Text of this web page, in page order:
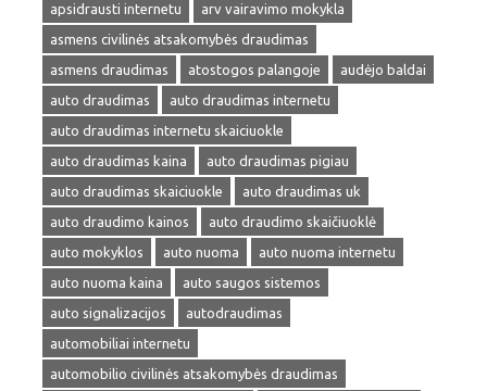
apsidrausti internetu
arv vairavimo mokykla
asmens civilinės atsakomybės draudimas
asmens draudimas
atostogos palangoje
audėjo baldai
auto draudimas
auto draudimas internetu
auto draudimas internetu skaiciuokle
auto draudimas kaina
auto draudimas pigiau
auto draudimas skaiciuokle
auto draudimas uk
auto draudimo kainos
auto draudimo skaičiuoklė
auto mokyklos
auto nuoma
auto nuoma internetu
auto nuoma kaina
auto saugos sistemos
auto signalizacijos
autodraudimas
automobiliai internetu
automobilio civilinės atsakomybės draudimas